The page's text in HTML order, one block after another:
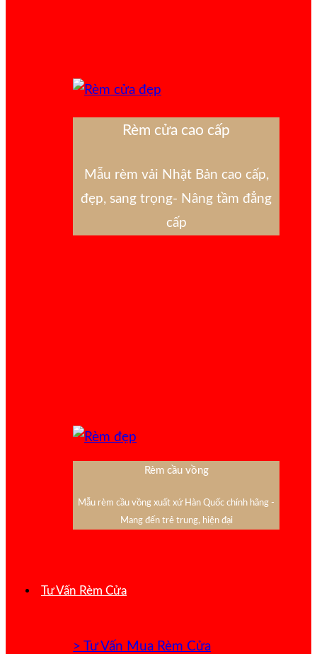
Rèm cửa cao cấp
Mẫu rèm vải Nhật Bản cao cấp,
đẹp, sang trọng- Nâng tầm đẳng
cấp
Rèm cầu vồng
Mẫu rèm cầu vồng xuất xứ Hàn Quốc chính hãng -
Mang đến trẻ trung, hiện đại
Tư Vấn Rèm Cửa
> Tư Vấn Mua Rèm Cửa